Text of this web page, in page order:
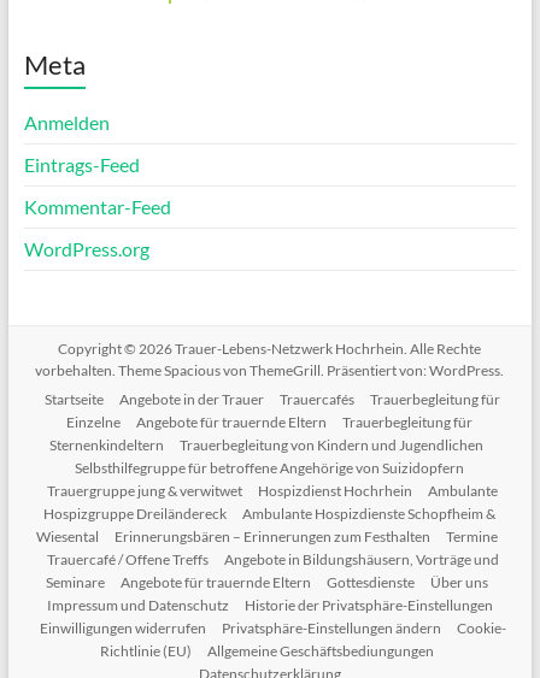
Meta
Anmelden
Eintrags-Feed
Kommentar-Feed
WordPress.org
Copyright © 2026Trauer-Lebens-Netzwerk Hochrhein. Alle Rechte
vorbehalten. ThemeSpaciousvon ThemeGrill. Präsentiert von:WordPress.
Startseite
Angebote in der Trauer Trauercafés
Trauerbegleitung für
Einzelne
Angebote für trauernde Eltern
Trauerbegleitung für
Sternenkindeltern
Trauerbegleitung von Kindern und Jugendlichen
Selbsthilfegruppe für betroffene Angehörige von Suizidopfern
Trauergruppe jung & verwitwet
Hospizdienst Hochrhein
Ambulante
Hospizgruppe Dreiländereck
Ambulante Hospizdienste Schopfheim &
Wiesental
Erinnerungsbären – Erinnerungen zum Festhalten
Termine
Trauercafé / Offene Treffs
Angebote in Bildungshäusern, Vorträge und
Seminare
Angebote für trauernde Eltern Gottesdienste
Über uns
Impressum und Datenschutz
Historie der Privatsphäre-Einstellungen
Einwilligungen widerrufen
Privatsphäre-Einstellungen ändern
Cookie-
Richtlinie (EU)
Allgemeine Geschäftsbediungungen
Datenschutzerklärung